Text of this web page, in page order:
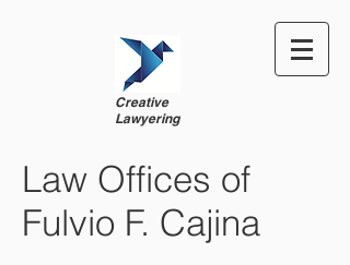
Creative
Lawyering
Law Offices of
Fulvio F. Cajina